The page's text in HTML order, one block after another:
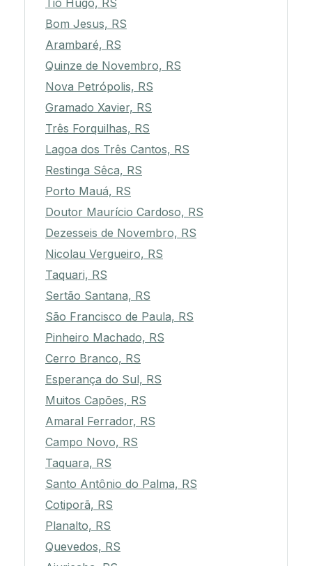
Tio Hugo, RS
Bom Jesus, RS
Arambaré, RS
Quinze de Novembro, RS
Nova Petrópolis, RS
Gramado Xavier, RS
Três Forquilhas, RS
Lagoa dos Três Cantos, RS
Restinga Sêca, RS
Porto Mauá, RS
Doutor Maurício Cardoso, RS
Dezesseis de Novembro, RS
Nicolau Vergueiro, RS
Taquari, RS
Sertão Santana, RS
São Francisco de Paula, RS
Pinheiro Machado, RS
Cerro Branco, RS
Esperança do Sul, RS
Muitos Capões, RS
Amaral Ferrador, RS
Campo Novo, RS
Taquara, RS
Santo Antônio do Palma, RS
Cotiporã, RS
Planalto, RS
Quevedos, RS